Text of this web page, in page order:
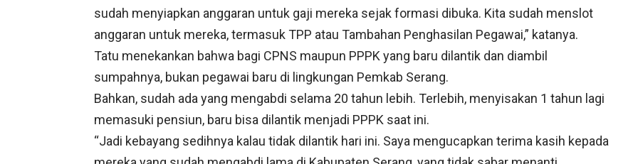
sudah menyiapkan anggaran untuk gaji mereka sejak formasi dibuka. Kita sudah menslot
anggaran untuk mereka, termasuk TPP atau Tambahan Penghasilan Pegawai,” katanya.
Tatu menekankan bahwa bagi CPNS maupun PPPK yang baru dilantik dan diambil
sumpahnya, bukan pegawai baru di lingkungan Pemkab Serang.
Bahkan, sudah ada yang mengabdi selama 20 tahun lebih. Terlebih, menyisakan 1 tahun lagi
memasuki pensiun, baru bisa dilantik menjadi PPPK saat ini.
“Jadi kebayang sedihnya kalau tidak dilantik hari ini. Saya mengucapkan terima kasih kepada